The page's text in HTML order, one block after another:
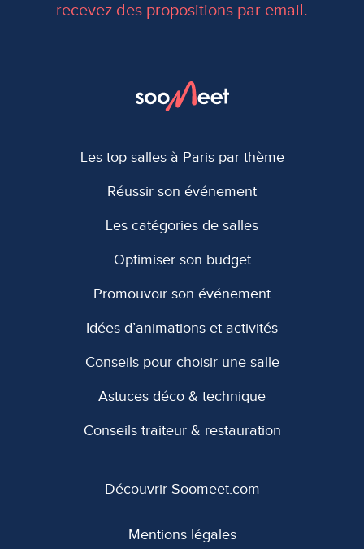
recevez des propositions par email.
Les top salles à Paris par thème
Réussir son événement
Les catégories de salles
Optimiser son budget
Promouvoir son événement
Idées d’animations et activités
Conseils pour choisir une salle
Astuces déco & technique
Conseils traiteur & restauration
Découvrir Soomeet.com
Mentions légales